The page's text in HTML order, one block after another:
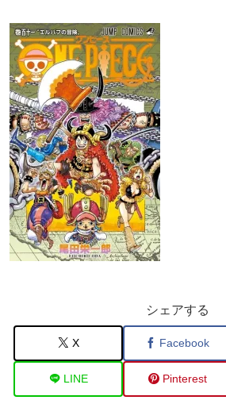
シェアする
X Facebook
LINE Pinterest